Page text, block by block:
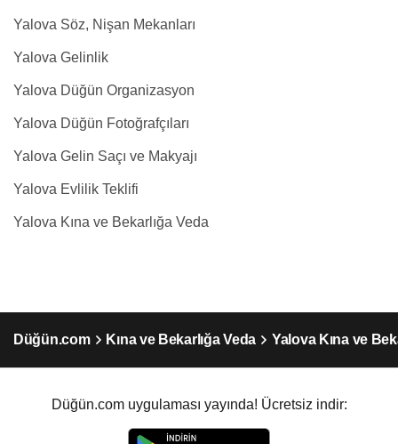
Yalova Söz, Nişan Mekanları
Yalova Gelinlik
Yalova Düğün Organizasyon
Yalova Düğün Fotoğrafçıları
Yalova Gelin Saçı ve Makyajı
Yalova Evlilik Teklifi
Yalova Kına ve Bekarlığa Veda
Düğün.com Kına ve Bekarlığa Veda Yalova Kına ve
Düğün.com uygulaması yayında! Ücretsiz indir: